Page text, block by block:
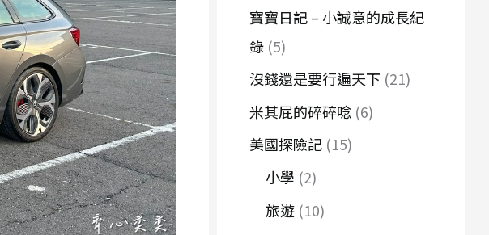
寶寶日記 – 小誠意的成長紀
錄 (5)
沒錢還是要行遍天下 (21)
米其屁的碎碎唸 (6)
美國探險記 (15)
小學 (2)
旅遊 (10)